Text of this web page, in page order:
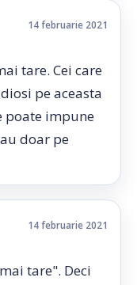
14 februarie 2021
tare. Cei care
pe aceasta
poate impune
doar pe
14 februarie 2021
tare". Deci